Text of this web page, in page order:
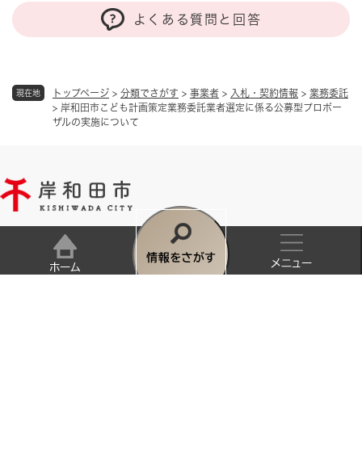
情
現在地 トップページ > 分類でさがす > 事業者 > 入札・契約情報 > 業務委託
> 岸和田市こども計画策定業務委託業者選定に係る公募型プロポー
ザルの実施について
よくある質問と回答
岸和田市役所 法人番号6000020272027
〒596-8510 大阪府岸和田市岸城町7番1号
Tel:072-423-2121(代表)